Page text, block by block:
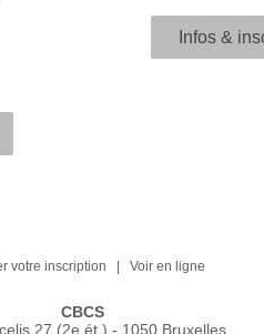
Infos &
votre inscription Voir en ligne
CBCS
27 (2e ét.) - 1050 Bruxelles